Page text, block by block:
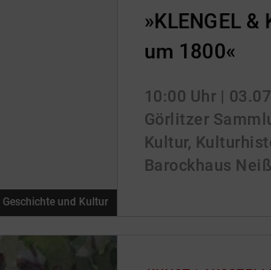
»KLENGEL
um 1800«
10:00 Uhr |
Görlitzer
Kultur,
Barockhaus
und Kultur